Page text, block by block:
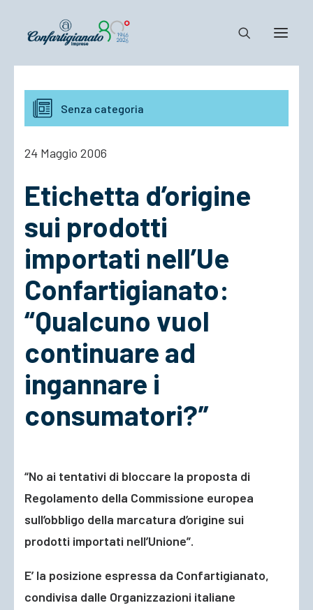
Notizie e Documenti
Confartigianato
Cosa Facciamo
ACCEDI
Senza categoria
24 Maggio 2006
Etichetta d’origine
sui prodotti
importati nell’Ue
Confartigianato:
“Qualcuno vuol
continuare ad
ingannare i
consumatori?”
“No ai tentativi di bloccare la proposta di
Regolamento della Commissione europea
sull’obbligo della marcatura d’origine sui
prodotti importati nell’Unione”.
E’ la posizione espressa da Confartigianato,
condivisa dalle Organizzazioni italiane